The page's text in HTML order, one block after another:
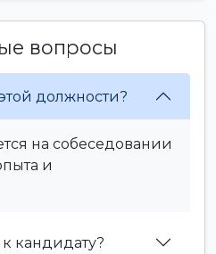
вопросы
должности?
на собеседовании
и
кандидату?